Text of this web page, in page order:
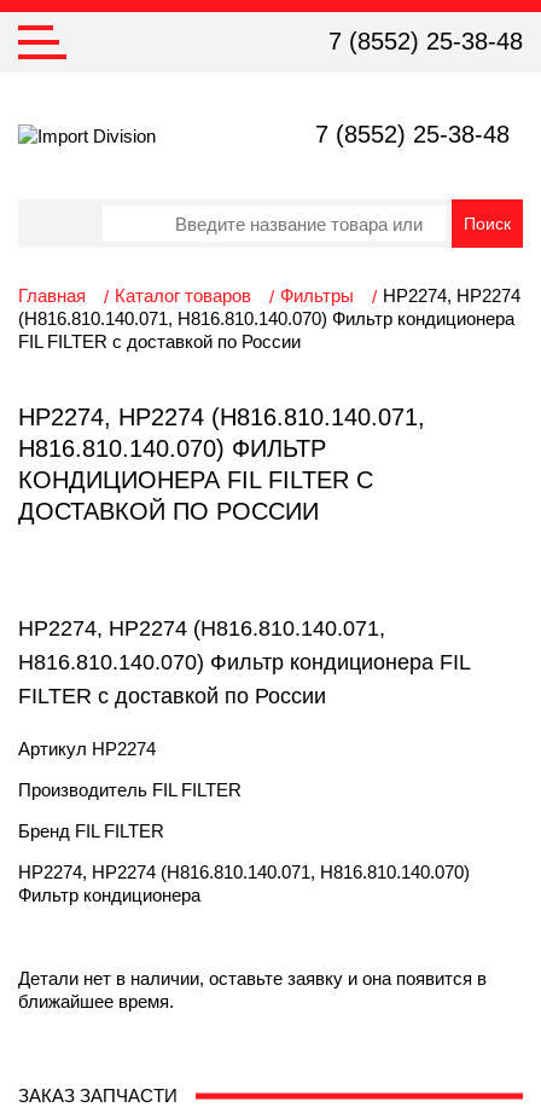
7 (8552) 25-38-48
7 (8552) 25-38-48
Главная Каталог товаров Фильтры
HP2274, HP2274
(Н816.810.140.071, H816.810.140.070) Фильтр кондиционера
FIL FILTER с доставкой по России
HP2274, HP2274 (Н816.810.140.071,
H816.810.140.070) ФИЛЬТР
КОНДИЦИОНЕРА FIL FILTER С
ДОСТАВКОЙ ПО РОССИИ
HP2274, HP2274 (Н816.810.140.071,
H816.810.140.070) Фильтр кондиционера FIL
FILTER с доставкой по России
Артикул HP2274
Производитель FIL FILTER
Бренд FIL FILTER
HP2274, HP2274 (Н816.810.140.071, H816.810.140.070)
Фильтр кондиционера
Детали нет в наличии, оставьте заявку и она появится в
ближайшее время.
ЗАКАЗ ЗАПЧАСТИ